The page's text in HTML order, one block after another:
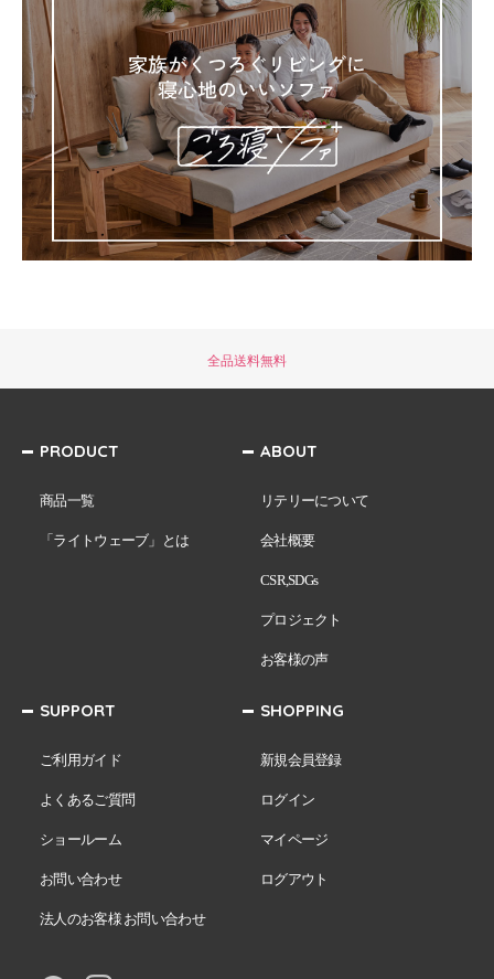
全品送料無料
PRODUCT
商品一覧
「ライトウェーブ」とは
ABOUT
リテリーについて
会社概要
CSR,SDGs
プロジェクト
お客様の声
SUPPORT
ご利用ガイド
よくあるご質問
ショールーム
お問い合わせ
法人のお客様 お問い合わせ
SHOPPING
新規会員登録
ログイン
マイページ
ログアウト